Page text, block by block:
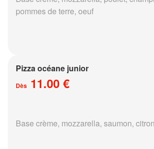
pommes de terre, oeuf
Pizza océane junior
Dès 11.00 €
Base crème, mozzarella, saumon,